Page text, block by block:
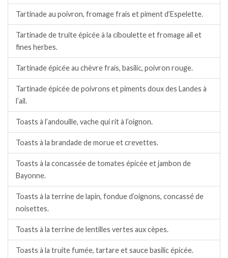
Tartinade au poivron, fromage frais et piment d’Espelette.
Tartinade de truite épicée à la ciboulette et fromage ail et
fines herbes.
Tartinade épicée au chèvre frais, basilic, poivron rouge.
Tartinade épicée de poivrons et piments doux des Landes à
l’ail.
Toasts à l’andouille, vache qui rit à l’oignon.
Toasts à la brandade de morue et crevettes.
Toasts à la concassée de tomates épicée et jambon de
Bayonne.
Toasts à la terrine de lapin, fondue d’oignons, concassé de
noisettes.
Toasts à la terrine de lentilles vertes aux cèpes.
Toasts à la truite fumée, tartare et sauce basilic épicée.